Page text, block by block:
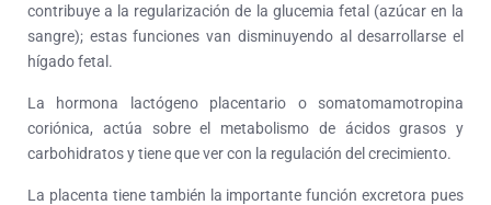
contribuye a la regularización de la glucemia fetal (azúcar en la
sangre); estas funciones van disminuyendo al desarrollarse el
hígado fetal.
La hormona lactógeno placentario o somatomamotropina
coriónica, actúa sobre el metabolismo de ácidos grasos y
carbohidratos y tiene que ver con la regulación del crecimiento.
La placenta tiene también la importante función excretora pues